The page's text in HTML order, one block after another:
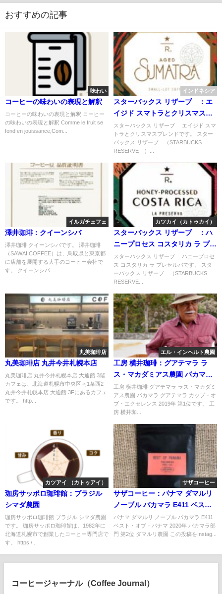
おすすめの記事
味わい
コーヒーの味わいの表現と解釈
コーヒーの味わいの表現と解釈 コーヒー
の味わいの表現と解釈 Comme le fruit se
fond en jouissance,Com...
インドネシア
スターバックス リザーブ®：エ
イジド スマトラとクリスマスブ
レンド
スターバックス リザーブ® エイジド スマ
トラとクリスマスブレンドです。 スター
バックス リザーブ®（STARBUCKS
RESERVE®）...
イルガチェフェ
澤井珈琲：クイーンシバ
澤井珈琲 クイーンシバです。 澤井珈琲
（SAWAI COFFEE）は、鳥取県と東京都
に店舗を展開する大手のコーヒー会社で
す。 クイーンシバ ...
カツカイ（カトゥカイ）
スターバックス リザーブ®：ハ
ニープロセス コスタリカ ラ プレ
セルバ
スターバックス リザーブ® ハニープロセ
ス コスタリカ ラ プレセルバです。 スタ
ーバックス リザーブ®（STARBUCKS
RESERVE...
丸美珈琲店
丸美珈琲店 丸井今井札幌本店
丸美珈琲店 丸井今井札幌本店 大通館 3階
カフェは、北海道札幌市中央区南1条西2
丸井今井札幌本店 大通館 3Fにあるカフェ
です。 http...
エル・インヘルト農園
工房 横井珈琲：グアテマラ ラ
ス・マカダミアス農園 パカマラ
グアテマラ カップ・オブ・エク
セレンス 2019年 第1位
工房 横井珈琲 グアテマラ ラス・マカダミ
アス農園 パカマラ グアテマラ カップ・オ
ブ・エクセレンス 2019年 第1位です。 工
房 横井珈...
カツアイ （カトゥアイ）
珈房サッポロ珈琲館：ブラジル
シマダ農園
珈房サッポロ珈琲館 ブラジル シマダ農園
です。 珈房サッポロ珈琲館は、1982年に
北海道札幌市で創業したコーヒー専門店で
す。 https:/...
サザコーヒー
サザコーヒー：パナマ ダマルリ
ノーブル パカマラ E411 ベス
ト・オブ・パナマ 2020年 パカマ
ラ部門 第2位
パナマ ダマルリ ノーブル パカマラ E411
ベスト・オブ・パナマ 2020年 パカマラ部
門 第2位 ダマルリ農園 この投稿をInstag...
コーヒージャーナル（Coffee Journal）